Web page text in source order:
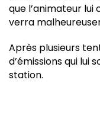
que l’animateur lui
verra
Après plusieurs
d’émissions qui lui
station.